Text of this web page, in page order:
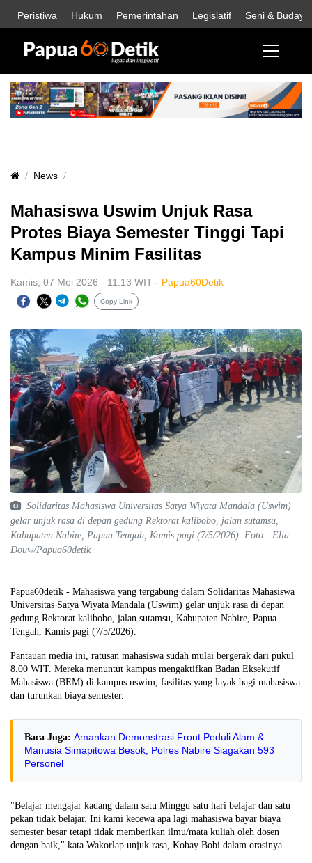
Peristiwa Hukum Pemerintahan Legislatif Seni & Budaya
News
Mahasiswa Uswim Unjuk Rasa
Protes Biaya Semester Tinggi Tapi
Kampus Minim Fasilitas
Kamis, 07 Mei 2026 - 11:13 WIT - Papua60Detik
Copy Link
Solidaritas Mahasiswa Universitas Satya Wiyata Mandala (Uswim)
gelar unjuk rasa di depan gedung Rektorat kalibobo, jalan sutamsu,
Kabupaten Nabire, Papua Tengah, Kamis pagi (7/5/2026). Foto : Elia
Douw/Papua60detik
Papua60detik - Mahasiswa yang tergabung dalam Solidaritas Mahasiswa
Universitas Satya Wiyata Mandala (Uswim) gelar unjuk rasa di depan
gedung Rektorat kalibobo, jalan sutamsu, Kabupaten Nabire, Papua
Tengah, Kamis pagi (7/5/2026).
Pantauan media ini, ratusan mahasiswa sudah mulai bergerak dari pukul
8.00 WIT. Mereka menuntut kampus mengaktifkan Badan Eksekutif
Mahasiswa (BEM) di kampus uswim, fasilitas yang layak bagi mahasiswa
dan turunkan biaya semester.
Baca Juga: Amankan Demonstrasi Front Peduli Alam &
Manusia Simapitowa Besok, Polres Nabire Siagakan 593
Personel
"Belajar mengajar kadang dalam satu Minggu satu hari belajar dan satu
pekan tidak belajar. Ini kami kecewa apa lagi mahasiswa bayar biaya
semester besar tetapi tidak memberikan ilmu/mata kuliah oleh dosen
dengan baik," kata Wakorlap unjuk rasa, Kobay Bobi dalam orasinya.